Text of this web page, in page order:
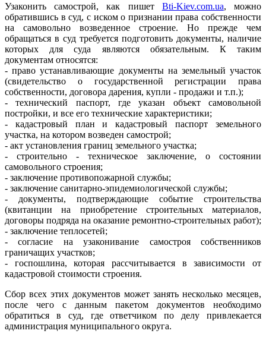
Узаконить самострой, как пишет Bti-Kiev.com.ua, можно
обратившись в суд, с иском о признании права собственности
на самовольно возведенное строение. Но прежде чем
обращаться в суд требуется подготовить документы, наличие
которых для суда являются обязательным. К таким
документам относятся:
- право устанавливающие документы на земельный участок
(свидетельство о государственной регистрации права
собственности, договора дарения, купли - продажи и т.п.);
- технический паспорт, где указан объект самовольной
постройки, и все его технические характеристики;
- кадастровый план и кадастровый паспорт земельного
участка, на котором возведен самострой;
- акт установления границ земельного участка;
- строительно - техническое заключение, о состоянии
самовольного строения;
- заключение противопожарной службы;
- заключение санитарно-эпидемиологической службы;
- документы, подтверждающие событие строительства
(квитанции на приобретение строительных материалов,
договоры подряда на оказание ремонтно-строительных работ);
- заключение теплосетей;
- согласие на узаконивание самостроя собственников
граничащих участков;
- госпошлина, которая рассчитывается в зависимости от
кадастровой стоимости строения.
Сбор всех этих документов может занять несколько месяцев,
после чего с данным пакетом документов необходимо
обратиться в суд, где ответчиком по делу привлекается
администрация муниципального округа.